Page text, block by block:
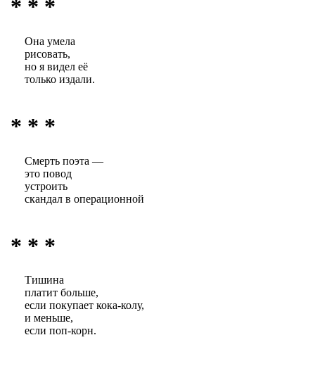
* * *
Она умела
рисовать,
но я видел её
только издали.
* * *
Смерть поэта —
это повод
устроить
скандал в операционной
* * *
Тишина
платит больше,
если покупает кока-колу,
и меньше,
если поп-корн.